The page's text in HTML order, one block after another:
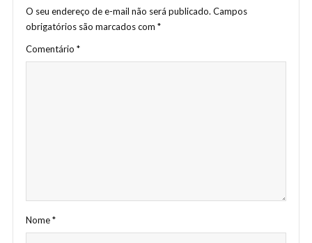
O seu endereço de e-mail não será publicado. Campos
obrigatórios são marcados com *
Comentário *
Nome*